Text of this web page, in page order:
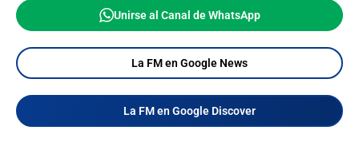
Unirse al Canal de WhatsApp
La FM en Google News
La FM en Google Discover